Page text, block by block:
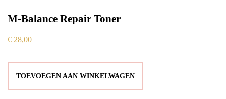
M-Balance Repair Toner
€ 28,00
TOEVOEGEN AAN WINKELWAGEN